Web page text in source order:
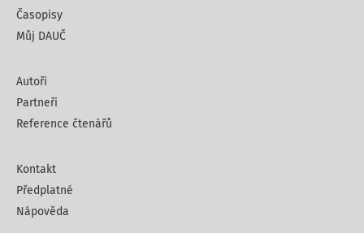
Časopisy
Můj DAUČ
Autoři
Partneři
Reference čtenářů
Kontakt
Předplatné
Nápověda